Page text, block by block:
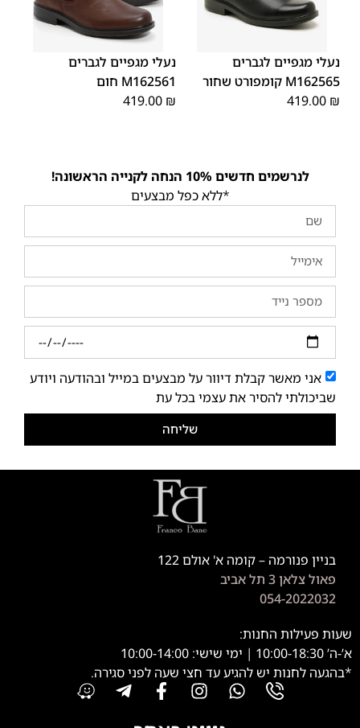
40
41
נעלי מגפיים לגברים
M162565 קומפורט שחור
419.00 ₪
40
41
42
43
נעלי מגפיים לגברים
M162561 חום
419.00 ₪
לנרשמים חדשים 10% הנחה לקנייה הראשונה!
*ללא כפל מבצעים
אני מאשר קבלת דיוור על מבצעים במייל ובהודעה ויודע
שביכולתי להסיר את עצמי בכל עת
שליחה
בניין פנורמה – קומה א' אולם 122
פאול צלאן 3 תל אביב
054-2022032
שעות פעילות החנות:
א’-ה’ 10:00-18:30 | ימי שישי: 10:00-14:00
*בהגעה לחנות יש להגיע עד חצי שעה לפני סגירה.